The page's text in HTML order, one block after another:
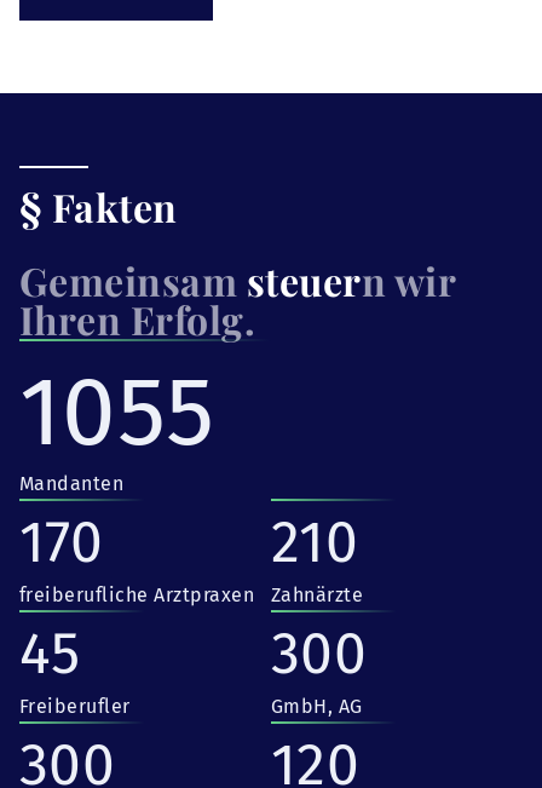
§ Fakten
Gemeinsam steuern wir
Ihren Erfolg.
1055
Mandanten
170
freiberufliche Arztpraxen
210
Zahnärzte
45
Freiberufler
300
GmbH, AG
300 120